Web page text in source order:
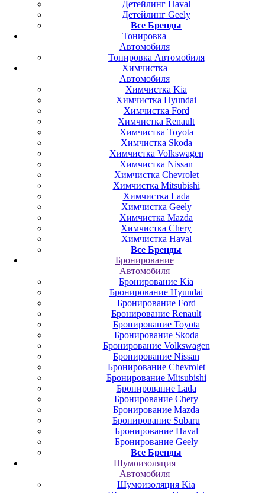
Детейлинг Haval
Детейлинг Geely
Все Бренды
Тонировка
Автомобиля
Тонировка Автомобиля
Химчистка
Автомобиля
Химчистка Kia
Химчистка Hyundai
Химчистка Ford
Химчистка Renault
Химчистка Toyota
Химчистка Skoda
Химчистка Volkswagen
Химчистка Nissan
Химчистка Chevrolet
Химчистка Mitsubishi
Химчистка Lada
Химчистка Geely
Химчистка Mazda
Химчистка Chery
Химчистка Haval
Все Бренды
Бронирование
Автомобиля
Бронирование Kia
Бронирование Hyundai
Бронирование Ford
Бронирование Renault
Бронирование Toyota
Бронирование Skoda
Бронирование Volkswagen
Бронирование Nissan
Бронирование Chevrolet
Бронирование Mitsubishi
Бронирование Lada
Бронирование Chery
Бронирование Mazda
Бронирование Subaru
Бронирование Haval
Бронирование Geely
Все Бренды
Шумоизоляция
Автомобиля
Шумоизоляция Kia